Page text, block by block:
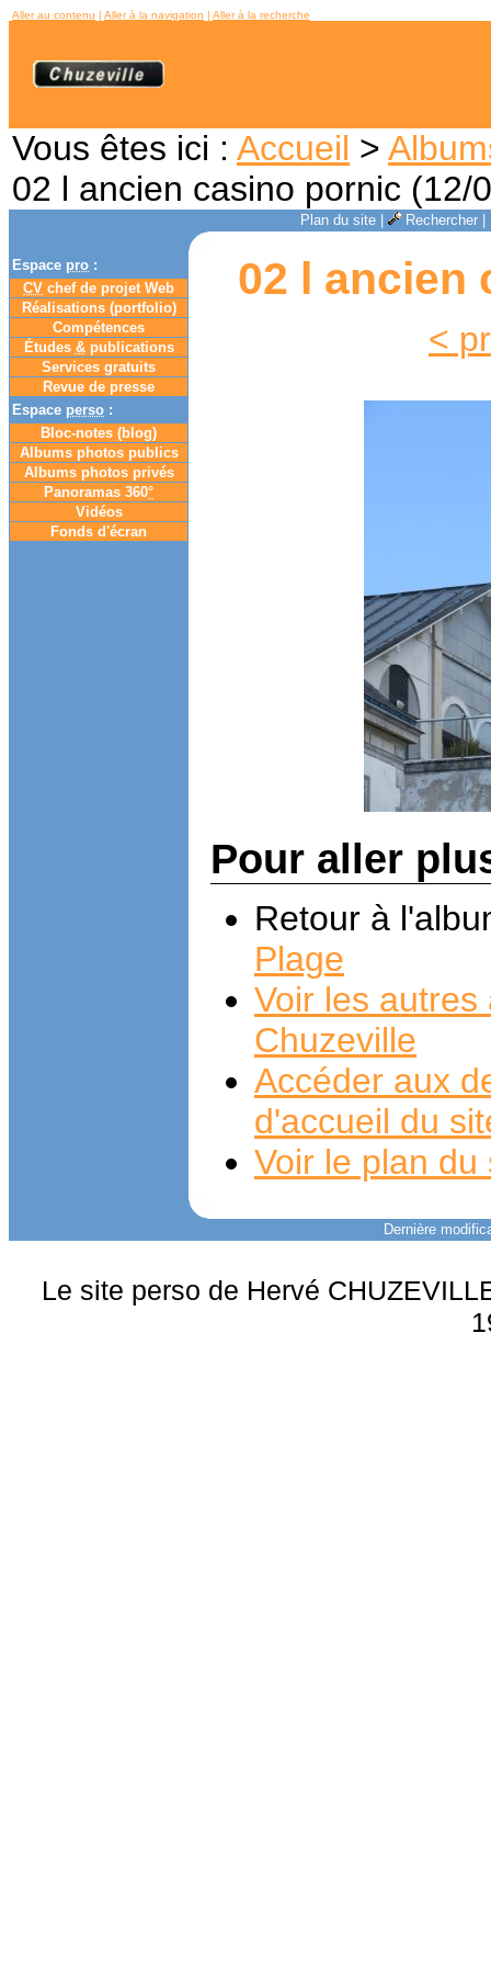
Aller au contenu | Aller à la navigation | Aller à la recherche
Vous êtes ici : Accueil >
02 l ancien casino pornic (12/
Plan du site| Rechercher|
Espace pro :
CV chef de projet Web
Réalisations (portfolio)
Compétences
Études &publications
Services gratuits
Revue de presse
Espace perso :
Bloc-notes (blog)
Albums photos publics
Albums photos privés
Panoramas 360°
Vidéos
Fonds d'écran
02 l ancien
<
Pour aller
Retour à
Plage
Voir les
Chuzeville
Accéder aux
d'accueil du
Voir le plan du
Dernière
Le site perso de Hervé